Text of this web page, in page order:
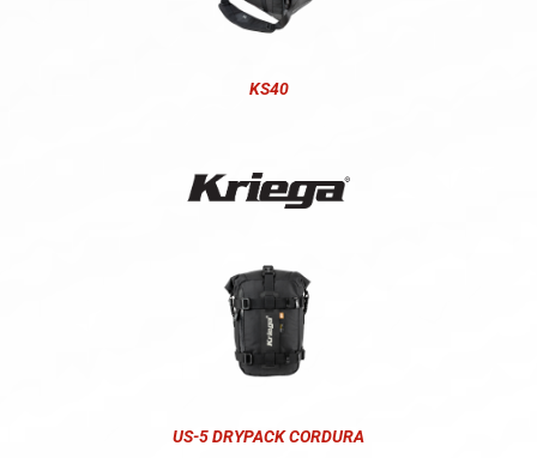
KS40
US-5 DRYPACK CORDURA